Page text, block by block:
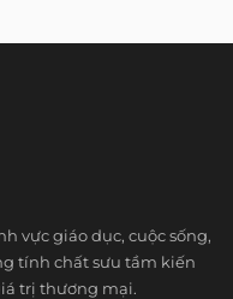
vực giáo dục, cuộc sống,
tính chất sưu tầm kiến
trị thương mại.